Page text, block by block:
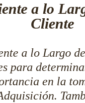
a lo
Cliente
a lo Largo
para
en la